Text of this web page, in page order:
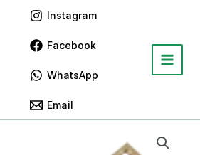
Instagram
Facebook
WhatsApp
Email